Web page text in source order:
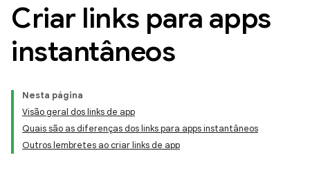
Criar links para apps
instantâneos
Nesta página
Visão geral dos links de app
Quais são as diferenças dos links para apps instantâneos
Outros lembretes ao criar links de app